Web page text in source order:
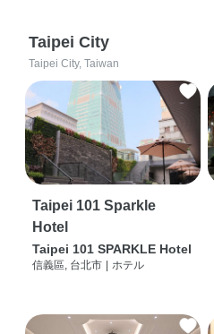
Taipei City
Taipei City, Taiwan
Taipei 101 Sparkle
Hotel
Taipei 101 SPARKLE Hotel
信義區, 台北市 ホテル